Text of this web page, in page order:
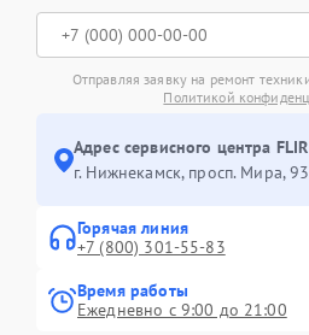
Отправляя заявку на ремонт
Политикой
Адрес сервисного центра
г. Нижнекамск, просп. Мира,
Горячая линия
+7 (800) 301-55-83
Время работы
Ежедневно с 9:00 до 21:00